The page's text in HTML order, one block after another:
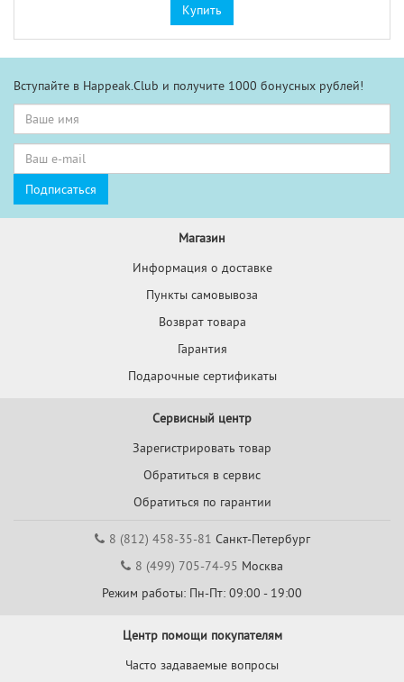
Купить
Вступайте в Happeak.Club и получите 1000 бонусных рублей!
Магазин
Информация о доставке
Пункты самовывоза
Возврат товара
Гарантия
Подарочные сертификаты
Сервисный центр
Зарегистрировать товар
Обратиться в сервис
Обратиться по гарантии
8 (812) 458-35-81 Санкт-Петербург
8 (499) 705-74-95 Москва
Режим работы: Пн-Пт: 09:00 - 19:00
Центр помощи покупателям
Часто задаваемые вопросы